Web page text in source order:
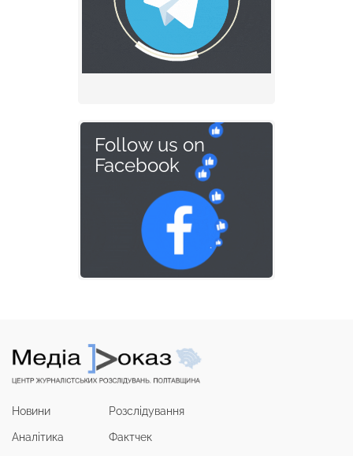
Follow us on
Facebook
Новини
Аналітика
Розслідування
Фактчек